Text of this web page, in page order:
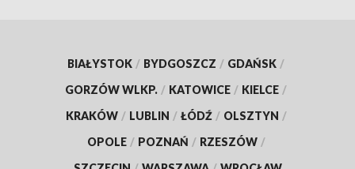
BIAŁYSTOK / BYDGOSZCZ / GDAŃSK /
GORZÓW WLKP. / KATOWICE / KIELCE /
KRAKÓW / LUBLIN / ŁÓDŹ / OLSZTYN /
OPOLE / POZNAŃ / RZESZÓW /